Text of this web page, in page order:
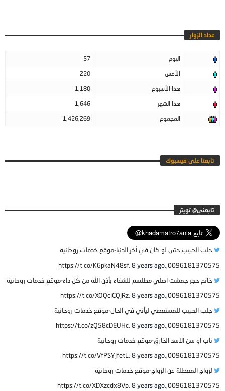
عداد الزوار
اليوم
57
الأمس
220
هذا الأسبوع
1,180
هذا الشهر
1,646
المجموع
1,426,269
تابعنا على فيسبوك
جلب الحبيب حتى لو كان في أخر الدنيا-موقع خدمات روحانية
0096181370575,,https://t.co/K6pkaN48sf,
8 years ago
خاتم حجر جمشت اصلي مطلسم للشفاء بأذن الله من كل داء-موقع خدمات روحانية
0096181370575,,https://t.co/XOQciCQjRz,
8 years ago
جلب الحبيب للمستعصي ليأتي في الحال-موقع خدمات روحانية
0096181370575,,https://t.co/zQ58cDEUHc,
8 years ago
ناب او سن الاسد الخارق-موقع خدمات روحانية
0096181370575,,https://t.co/VfPSYjfetL,
8 years ago
لزواج المعطلة عن الزواج-موقع خدمات روحانية
0096181370575,,https://t.co/XDXzcdx8Vp,
8 years ago